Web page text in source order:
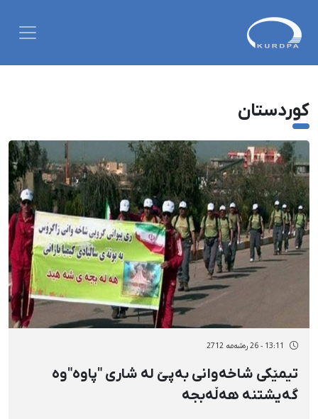
کوردستان
13:11 - 26 رەشەمه 2712
تیمێکی شاخەوانی بەپێ لە شاری "پاوە"وە
گه‌یشتنه‌ هه‌ڵه‌بجه‌